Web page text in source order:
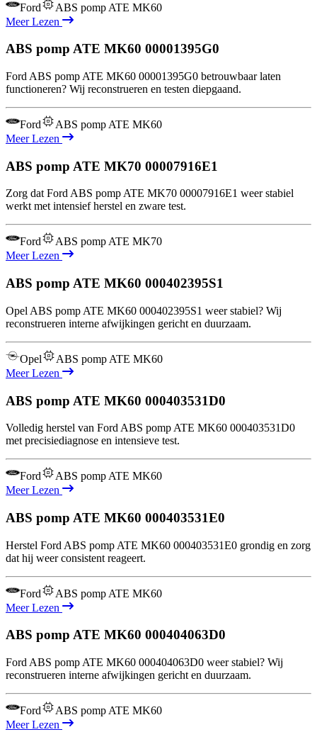
Ford
ABS pomp ATE MK60
Meer Lezen
ABS pomp ATE MK60 00001395G0
Ford ABS pomp ATE MK60 00001395G0 betrouwbaar laten
functioneren? Wij reconstrueren en testen diepgaand.
Ford
ABS pomp ATE MK60
Meer Lezen
ABS pomp ATE MK70 00007916E1
Zorg dat Ford ABS pomp ATE MK70 00007916E1 weer stabiel
werkt met intensief herstel en zware test.
Ford
ABS pomp ATE MK70
Meer Lezen
ABS pomp ATE MK60 000402395S1
Opel ABS pomp ATE MK60 000402395S1 weer stabiel? Wij
reconstrueren interne afwijkingen gericht en duurzaam.
Opel
ABS pomp ATE MK60
Meer Lezen
ABS pomp ATE MK60 000403531D0
Volledig herstel van Ford ABS pomp ATE MK60 000403531D0
met precisiediagnose en intensieve test.
Ford
ABS pomp ATE MK60
Meer Lezen
ABS pomp ATE MK60 000403531E0
Herstel Ford ABS pomp ATE MK60 000403531E0 grondig en zorg
dat hij weer consistent reageert.
Ford
ABS pomp ATE MK60
Meer Lezen
ABS pomp ATE MK60 000404063D0
Ford ABS pomp ATE MK60 000404063D0 weer stabiel? Wij
reconstrueren interne afwijkingen gericht en duurzaam.
Ford
ABS pomp ATE MK60
Meer Lezen